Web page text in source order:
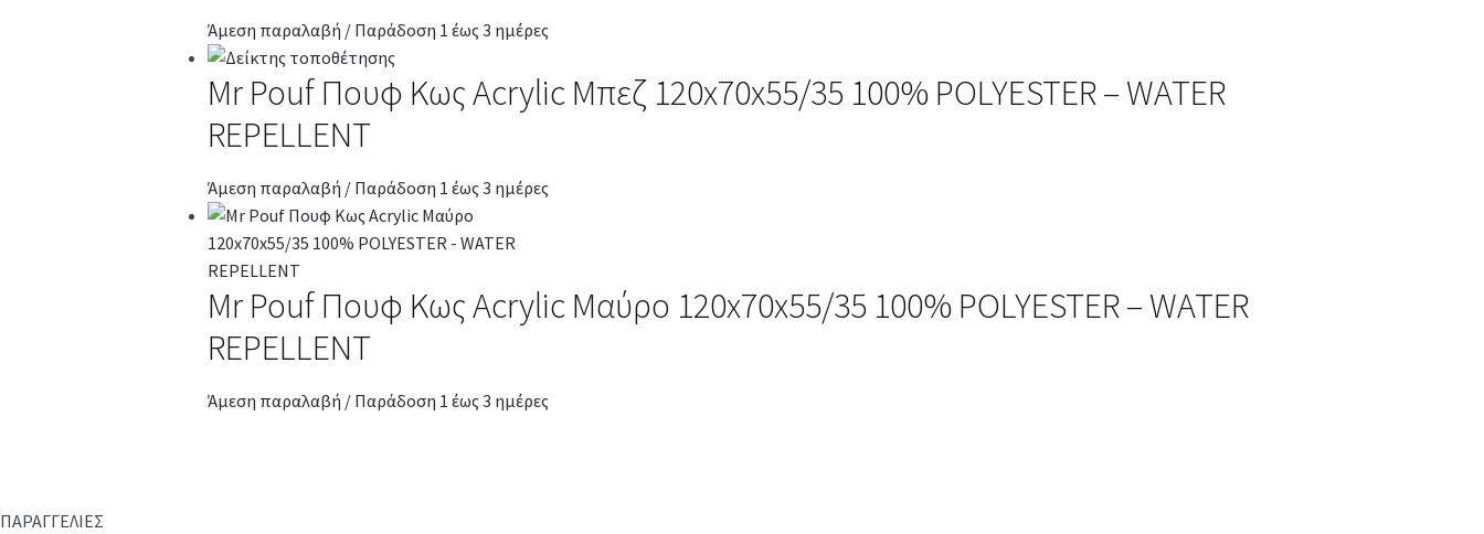
Άμεση παραλαβή / Παράδοση 1 έως 3 ημέρες
Mr Pouf Πουφ Κως Acrylic Μπεζ 120x70x55/35 100% POLYESTER – WATER
REPELLENT
Άμεση παραλαβή / Παράδοση 1 έως 3 ημέρες
Mr Pouf Πουφ Κως Acrylic Μαύρο 120x70x55/35 100% POLYESTER – WATER
REPELLENT
Άμεση παραλαβή / Παράδοση 1 έως 3 ημέρες
ΠΑΡΑΓΓΕΛΙΕΣ